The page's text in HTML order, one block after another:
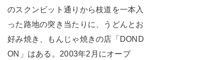
のスクンビット通りから枝道を一本入
った路地の突き当たりに、うどんとお
好み焼き、もんじゃ焼きの店「DOND
ON」はある。2003年2月にオープ